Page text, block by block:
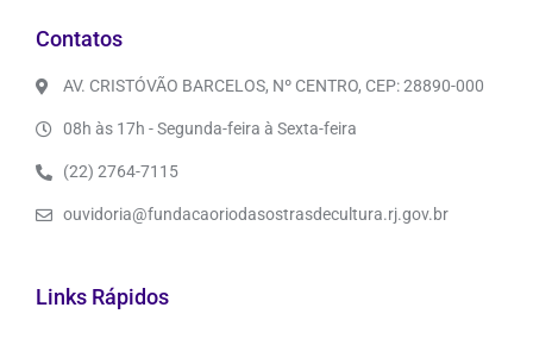
Contatos
AV. CRISTÓVÃO BARCELOS, Nº CENTRO, CEP: 28890-000
08h às 17h - Segunda-feira à Sexta-feira
(22) 2764-7115
ouvidoria@fundacaoriodasostrasdecultura.rj.gov.br
Links Rápidos